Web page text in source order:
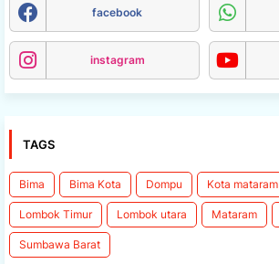
facebook
instagram
TAGS
Bima Bima Kota Dompu Kota mataram
Lombok Timur Lombok utara Mataram
Sumbawa Barat